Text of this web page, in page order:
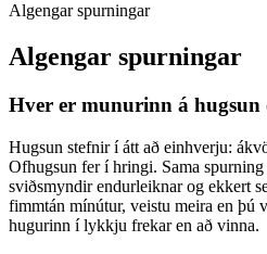
Algengar spurningar
Algengar spurningar
Hver er munurinn á hugsun
Hugsun stefnir í átt að einhverju:
Ofhugsun fer í hringi. Sama
sviðsmyndir endurleiknar og ekkert
fimmtán mínútur, veistu meira en þú
hugurinn í lykkju frekar en að vinna.